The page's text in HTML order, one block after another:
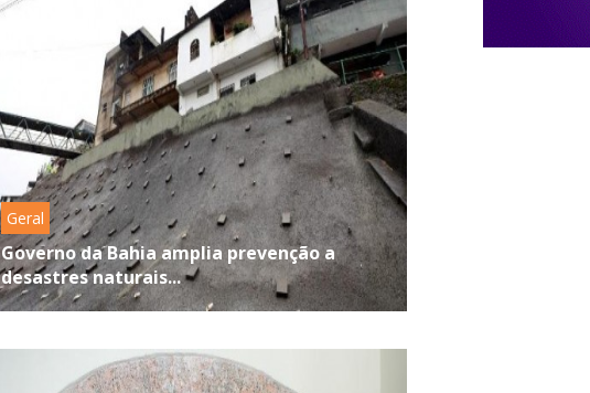
Geral
Governo da Bahia amplia prevenção a
desastres naturais...